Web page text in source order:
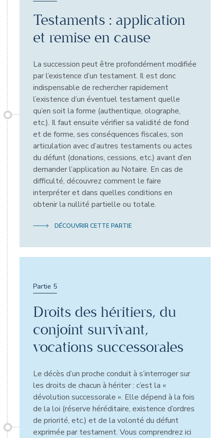
Testaments : application
et remise en cause
La succession peut être profondément modifiée
par l’existence d’un testament. Il est donc
indispensable de rechercher rapidement
l’existence d’un éventuel testament quelle
qu’en soit la forme (authentique, olographe,
etc.). Il faut ensuite vérifier sa validité de fond
et de forme, ses conséquences fiscales, son
articulation avec d’autres testaments ou actes
du défunt (donations, cessions, etc.) avant d’en
demander l’application au Notaire. En cas de
difficulté, découvrez comment le faire
interpréter et dans quelles conditions en
obtenir la nullité partielle ou totale.
DÉCOUVRIR CETTE PARTIE
Partie 5
Droits des héritiers, du
conjoint survivant,
vocations successorales
Le décès d’un proche conduit à s’interroger sur
les droits de chacun à hériter : c’est la «
dévolution successorale ». Elle dépend à la fois
de la loi (réserve héréditaire, existence d’ordres
de priorité, etc.) et de la volonté du défunt
exprimée par testament. Vous comprendrez ici